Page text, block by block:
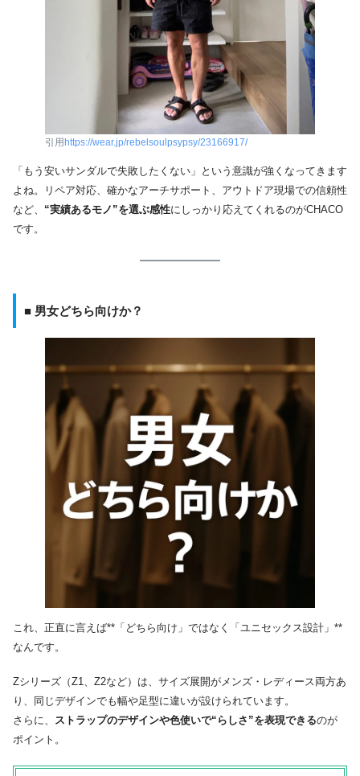
引用 https://wear.jp/rebelsoulpsypsy/23166917/
「もう安いサンダルで失敗したくない」という意識が強くなってきます
よね。リペア対応、確かなアーチサポート、アウトドア現場での信頼性
など、 “実績あるモノ”を選ぶ感性にしっかり応えてくれるのがCHACO
です。
■ 男女どちら向けか？
これ、正直に言えば**「どちら向け」ではなく「ユニセックス設計」**
なんです。
Zシリーズ（Z1、Z2など）は、サイズ展開がメンズ・レディース両方あ
り、同じデザインでも幅や足型に違いが設けられています。
さらに、 ストラップのデザインや色使いで“らしさ”を表現できるのが
ポイント。